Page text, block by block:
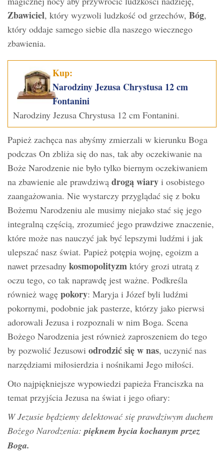
Zbawiciel, który wyzwoli ludzkość od grzechów, Bóg,
który oddaje samego siebie dla naszego wiecznego
zbawienia.
Kup:
Narodziny Jezusa Chrystusa 12 cm
Fontanini
Narodziny Jezusa Chrystusa 12 cm Fontanini.
Papież zachęca nas abyśmy zmierzali w kierunku Boga
podczas On zbliża się do nas, tak aby oczekiwanie na
Boże Narodzenie nie było tylko biernym oczekiwaniem
na zbawienie ale prawdziwą drogą wiary i osobistego
zaangażowania. Nie wystarczy przyglądać się z boku
Bożemu Narodzeniu ale musimy niejako stać się jego
integralną częścią, zrozumieć jego prawdziwe znaczenie,
które może nas nauczyć jak być lepszymi ludźmi i jak
ulepszać nasz świat. Papież potępia wojnę, egoizm a
nawet przesadny kosmopolityzm który grozi utratą z
oczu tego, co tak naprawdę jest ważne. Podkreśla
również wagę pokory: Maryja i Józef byli ludźmi
pokornymi, podobnie jak pasterze, którzy jako pierwsi
adorowali Jezusa i rozpoznali w nim Boga. Scena
Bożego Narodzenia jest również zaproszeniem do tego
by pozwolić Jezusowi odrodzić się w nas, uczynić nas
narzędziami miłosierdzia i nośnikami Jego miłości.
Oto najpiękniejsze wypowiedzi papieża Franciszka na
temat przyjścia Jezusa na świat i jego ofiary:
W Jezusie będziemy delektować się prawdziwym duchem
Bożego Narodzenia:pięknem bycia kochanym przez
Boga.